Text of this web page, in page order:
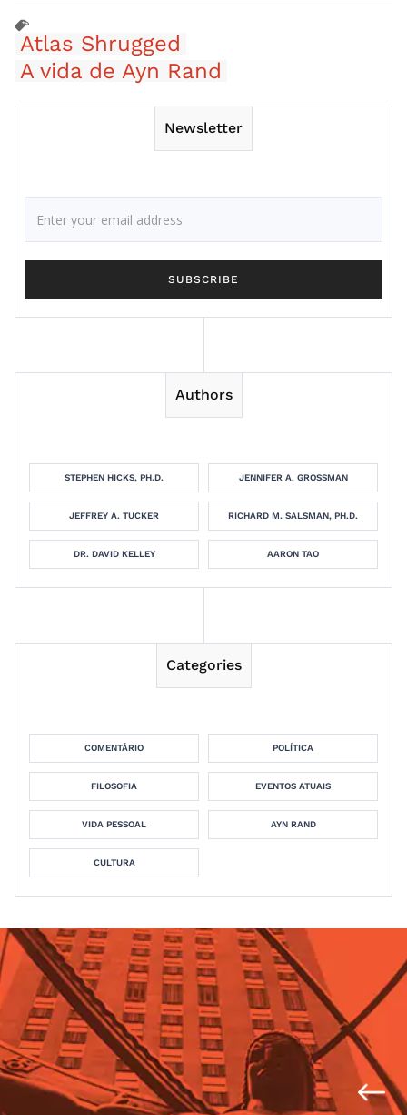
Atlas Shrugged
A vida de Ayn Rand
Newsletter
Authors
STEPHEN HICKS, PH.D. JENNIFER A. GROSSMAN
JEFFREY A. TUCKER RICHARD M. SALSMAN, PH.D.
DR. DAVID KELLEY AARON TAO
Categories
COMENTÁRIO POLÍTICA
FILOSOFIA EVENTOS ATUAIS
VIDA PESSOAL AYN RAND
CULTURA